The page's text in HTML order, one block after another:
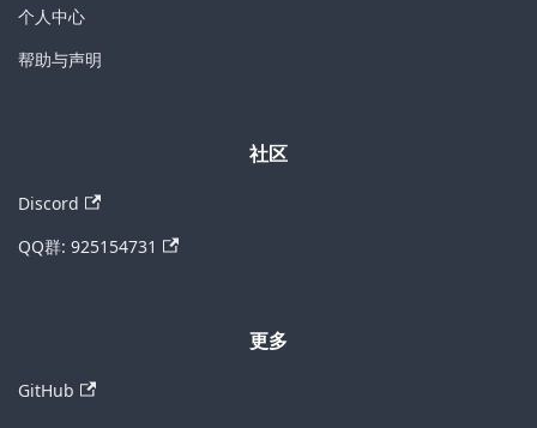
个人中心
帮助与声明
社区
Discord
QQ群: 925154731
更多
GitHub